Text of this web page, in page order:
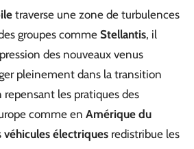
traverse une zone de turbulences
groupes comme Stellantis, il
des nouveaux venus
pleinement dans la transition
les pratiques des
comme en Amérique du
véhicules électriques redistribue les